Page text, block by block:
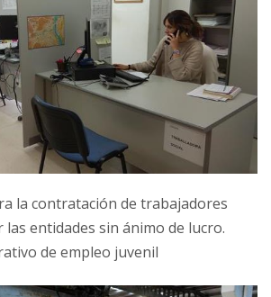
la contratación de trabajadores
las entidades sin ánimo de lucro.
de empleo juvenil